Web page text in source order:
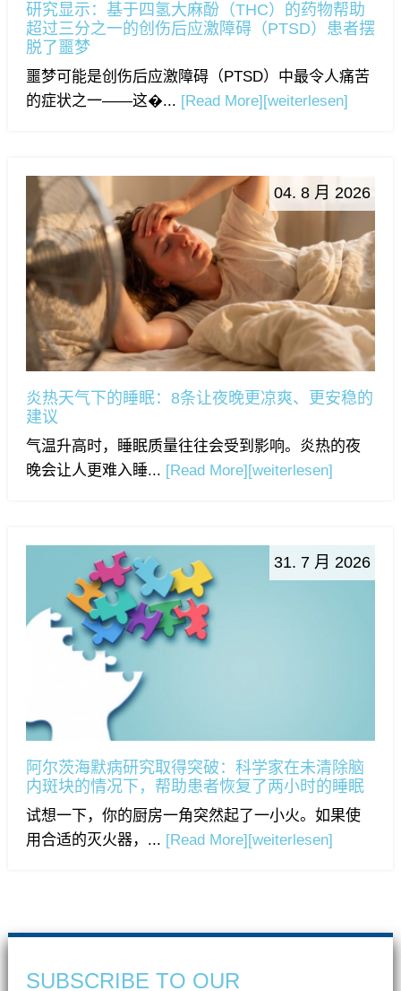
研究显示：基于四氢大麻酚（THC）的药物帮助
超过三分之一的创伤后应激障碍（PTSD）患者摆
脱了噩梦
噩梦可能是创伤后应激障碍（PTSD）中最令人痛苦
的症状之一——这�... [Read More] [weiterlesen]
04. 8 月 2026
炎热天气下的睡眠：8条让夜晚更凉爽、更安稳的
建议
气温升高时，睡眠质量往往会受到影响。炎热的夜
晚会让人更难入睡... [Read More] [weiterlesen]
31. 7 月 2026
阿尔茨海默病研究取得突破：科学家在未清除脑
内斑块的情况下，帮助患者恢复了两小时的睡眠
试想一下，你的厨房一角突然起了一小火。如果使
用合适的灭火器，... [Read More] [weiterlesen]
SUBSCRIBE TO OUR